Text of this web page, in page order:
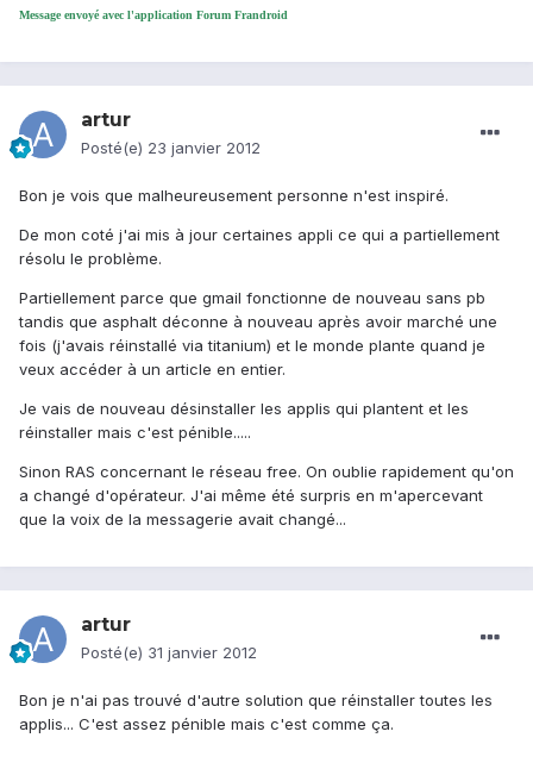
Message envoyé avec l'application Forum Frandroid
artur
Posté(e) 23 janvier 2012
Bon je vois que malheureusement personne n'est inspiré.
De mon coté j'ai mis à jour certaines appli ce qui a partiellement
résolu le problème.
Partiellement parce que gmail fonctionne de nouveau sans pb
tandis que asphalt déconne à nouveau après avoir marché une
fois (j'avais réinstallé via titanium) et le monde plante quand je
veux accéder à un article en entier.
Je vais de nouveau désinstaller les applis qui plantent et les
réinstaller mais c'est pénible.....
Sinon RAS concernant le réseau free. On oublie rapidement qu'on
a changé d'opérateur. J'ai même été surpris en m'apercevant
que la voix de la messagerie avait changé...
artur
Posté(e) 31 janvier 2012
Bon je n'ai pas trouvé d'autre solution que réinstaller toutes les
applis... C'est assez pénible mais c'est comme ça.